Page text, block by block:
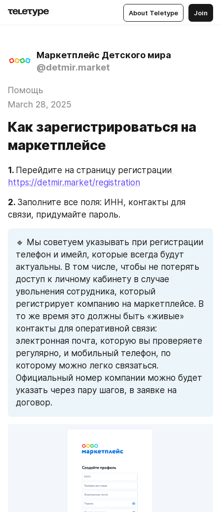
About Teletype Join
Маркетплейс Детского мира
@detmir.market
Помощь
March 28, 2025
Как зарегистрироваться на
маркетплейсе
1. Перейдите на страницу регистрации
https://detmir.market/registration
2. Заполните все поля: ИНН, контакты для
связи, придумайте пароль.
🔹 Мы советуем указывать при регистрации
телефон и имейл, которые всегда будут
актуальны. В том числе, чтобы не потерять
доступ к личному кабинету в случае
увольнения сотрудника, который
регистрирует компанию на маркетплейсе. В
то же время это должны быть «живые»
контакты для оперативной связи:
электронная почта, которую вы проверяете
регулярно, и мобильный телефон, по
которому можно легко связаться.
Официальный номер компании можно будет
указать через пару шагов, в заявке на
договор.